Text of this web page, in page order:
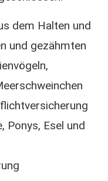
dem Halten und
und gezähmten
Ponys, Esel und